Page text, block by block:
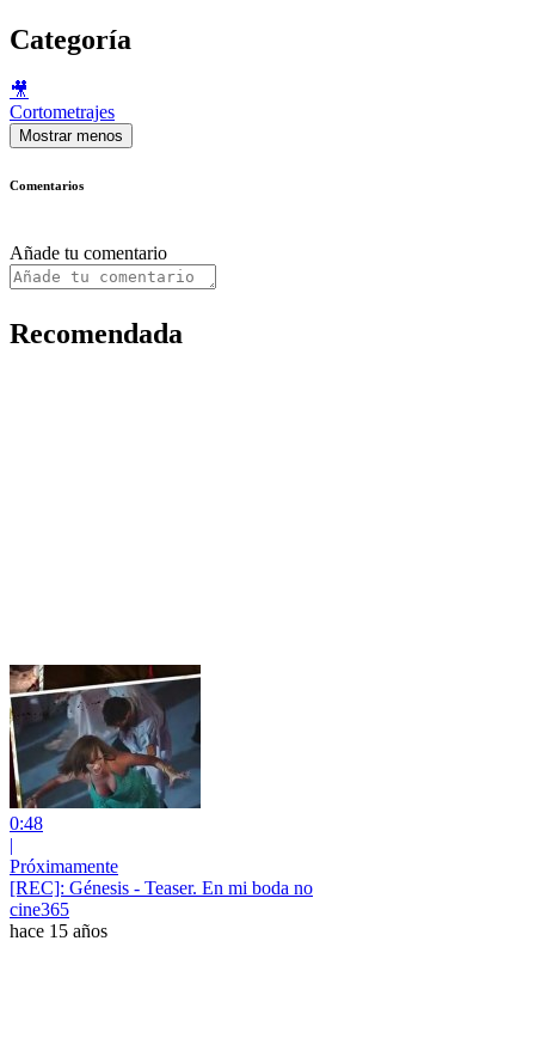
Categoría
🎥
Cortometrajes
Mostrar menos
Comentarios
Añade tu comentario
Recomendada
0:48
|
Próximamente
[REC]: Génesis - Teaser. En mi boda no
cine365
hace 15 años